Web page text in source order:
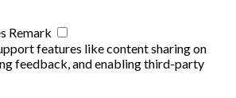
Remark
features like content sharing on
feedback, and enabling third-party